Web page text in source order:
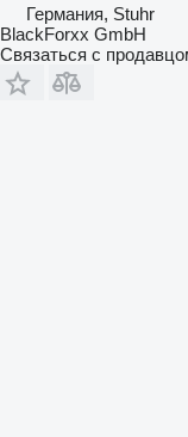
Германия, Stuhr
BlackForxx GmbH
Связаться с